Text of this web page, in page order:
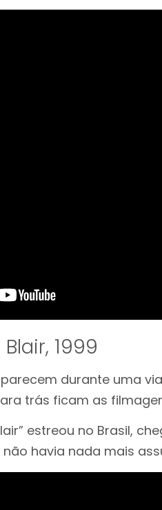
1999
durante uma
trás ficam as
estreou no Brasil,
havia nada mais